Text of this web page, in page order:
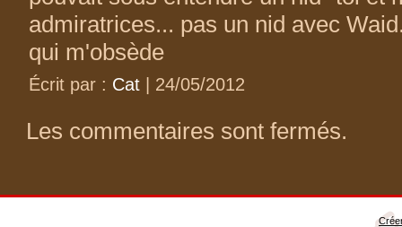
admiratrices... pas un nid avec
qui m'obsède
Écrit par : Cat | 24/05/2012
Les commentaires sont fermés.